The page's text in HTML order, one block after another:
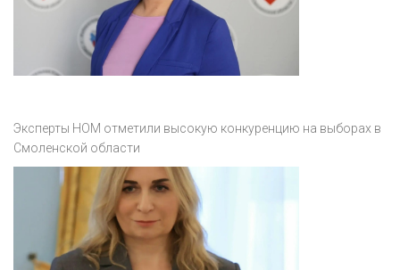
Эксперты НОМ отметили высокую конкуренцию на выборах в
Смоленской области